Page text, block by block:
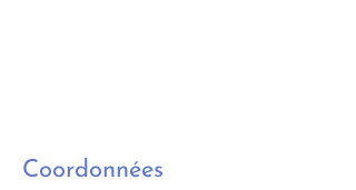
Coordonnées